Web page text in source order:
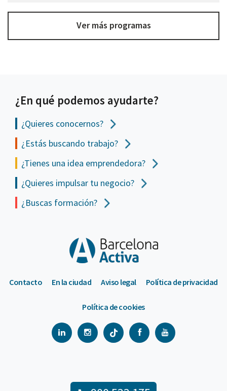
Ver más programas
¿En qué podemos ayudarte?
¿Quieres conocernos?
¿Estás buscando trabajo?
¿Tienes una idea emprendedora?
¿Quieres impulsar tu negocio?
¿Buscas formación?
Contacto En la ciudad Aviso legal Política de privacidad
Política de cookies